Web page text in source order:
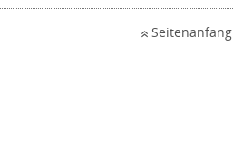
Seitenanfang